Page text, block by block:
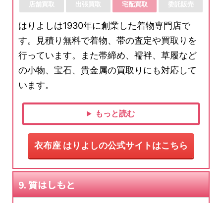
店舗買取 出張買取 宅配買取 委託販売
はりよしは1930年に創業した着物専門店で
す。見積り無料で着物、帯の査定や買取りを
行っています。また帯締め、襦袢、草履など
の小物、宝石、貴金属の買取りにも対応して
います。
もっと読む
衣布座 はりよしの公式サイトはこちら
9. 質はしもと